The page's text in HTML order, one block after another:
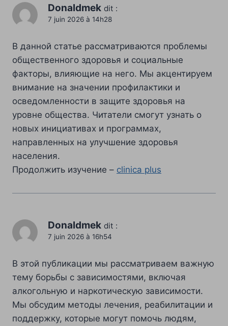
Donaldmek dit :
7 juin 2026 à 14h28
В данной статье рассматриваются проблемы
общественного здоровья и социальные
факторы, влияющие на него. Мы акцентируем
внимание на значении профилактики и
осведомленности в защите здоровья на
уровне общества. Читатели смогут узнать о
новых инициативах и программах,
направленных на улучшение здоровья
населения.
Продолжить изучение – clinica plus
Donaldmek dit :
7 juin 2026 à 16h54
В этой публикации мы рассматриваем важную
тему борьбы с зависимостями, включая
алкогольную и наркотическую зависимости.
Мы обсудим методы лечения, реабилитации и
поддержку, которые могут помочь людям,